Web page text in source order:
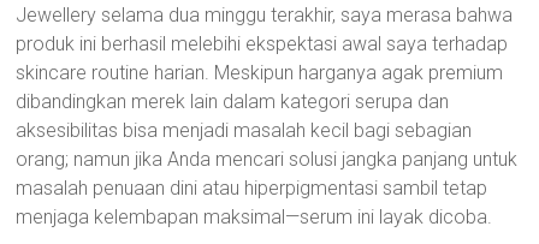
Jewellery selama dua minggu terakhir, saya merasa bahwa
produk ini berhasil melebihi ekspektasi awal saya terhadap
skincare routine harian. Meskipun harganya agak premium
dibandingkan merek lain dalam kategori serupa dan
aksesibilitas bisa menjadi masalah kecil bagi sebagian
orang; namun jika Anda mencari solusi jangka panjang untuk
masalah penuaan dini atau hiperpigmentasi sambil tetap
menjaga kelembapan maksimal—serum ini layak dicoba.